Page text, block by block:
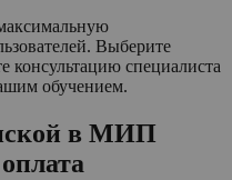
Выберите
консультацию специалиста
обучением.
в МИП